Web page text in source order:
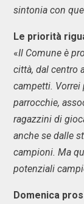
sintonia con
Le priorità
«Il Comune è
città, dal centro
campetti. Vorrei
parrocchie,
ragazzini di
anche se dalle
campioni. Ma
potenziali
Domenica